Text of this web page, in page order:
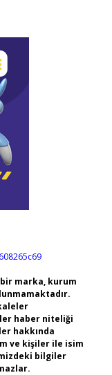
marka, kurum
haber niteliği
hakkında
ve kişiler ile isim
bilgiler